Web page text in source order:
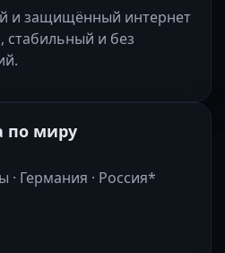
и защищённый интернет
и без
по миру
· Германия · Россия*